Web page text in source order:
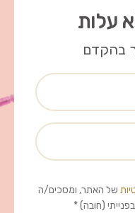
עלות
בהקדם
של האתר, ומסכים/ה
(חובה) *